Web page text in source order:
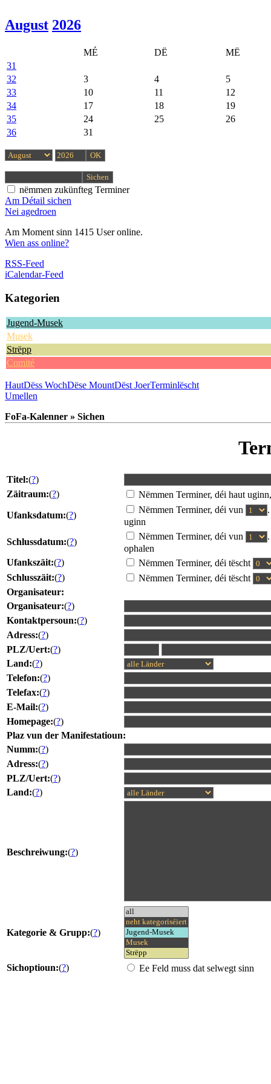
August 2026
MÉ DË
MË
31
32
3 4
5
33
10 11
12
34
17 18
19
35
24 25
26
36
31
nëmmen zukünfteg Terminer
Am Détail sichen
Nei agedroen
Am Moment sinn 1415 User online.
Wien ass online?
RSS-Feed
iCalendar-Feed
Kategorien
Jugend-Musek
Musek
Strëpp
Comité
HautDëss WochDëse MountDëst JoerTerminlëscht
Umellen
FoFa-Kalenner » Sichen
Titel:(?)
Zäitraum:(?)
Nëmmen Terminer, déi haut
Ufanksdatum:(?)
Nëmmen Terminer, déi vun
uginn
Schlussdatum:(?)
Nëmmen Terminer, déi vun
ophalen
Ufankszäit:(?)
Nëmmen Terminer, déi tëscht
Schlusszäit:(?)
Nëmmen Terminer, déi tëscht
Organisateur:
Organisateur:(?)
Kontaktpersoun:(?)
Adress:(?)
PLZ/Uert:(?)
Land:(?)
Telefon:(?)
Telefax:(?)
E-Mail:(?)
Homepage:(?)
Plaz vun der Manifestatioun:
Numm:(?)
Adress:(?)
PLZ/Uert:(?)
Land:(?)
Beschreiwung:(?)
Kategorie & Grupp:(?)
Sichoptioun:(?) Ee Feld muss dat selwegt sinn